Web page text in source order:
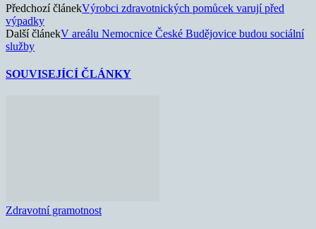
Předchozí článekVýrobci zdravotnických pomůcek varují před
výpadky
Další článekV areálu Nemocnice České Budějovice budou sociální
služby
SOUVISEJÍCÍ ČLÁNKY
Zdravotní gramotnost